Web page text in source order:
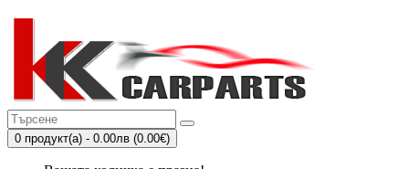
0 продукт(а) - 0.00лв (0.00€)